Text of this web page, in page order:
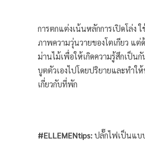
การตกแต่งเน้นหลักการเปิดโล่ง
ภาพความวุ่นวายของโตเกียว แต่
ม่านไม้เพื่อให้เกิดความรู้สึกเป็น
บูตตัวเองไปโดยปริยายและทำใ
เกี่ยวกับที่พัก
#ELLEMENtips:ปลั๊กไฟเป็นแบ